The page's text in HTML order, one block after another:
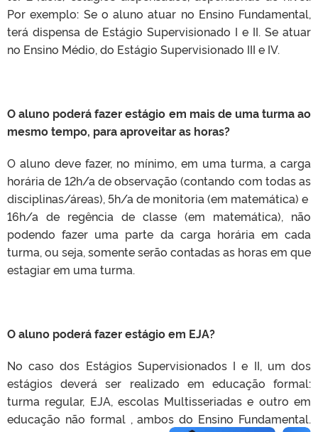
Por exemplo: Se o aluno atuar no Ensino Fundamental,
terá dispensa de Estágio Supervisionado I e II. Se atuar
no Ensino Médio, do Estágio Supervisionado III e IV.
O aluno poderá fazer estágio em mais de uma turma ao
mesmo tempo, para aproveitar as horas?
O aluno deve fazer, no mínimo, em uma turma, a carga
horária de 12h/a de observação (contando com todas as
disciplinas/áreas), 5h/a de monitoria (em matemática) e
16h/a de regência de classe (em matemática), não
podendo fazer uma parte da carga horária em cada
turma, ou seja, somente serão contadas as horas em que
estagiar em uma turma.
O aluno poderá fazer estágio em EJA?
No caso dos Estágios Supervisionados I e II, um dos
estágios deverá ser realizado em educação formal:
turma regular, EJA, escolas Multisseriadas e outro em
educação não formal , ambos do Ensino Fundamental.